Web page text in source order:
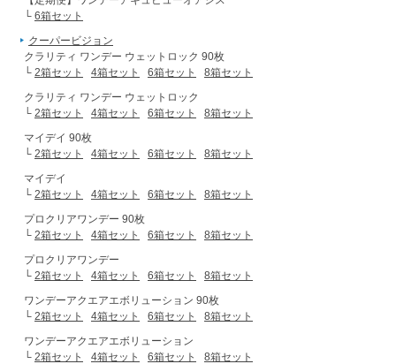
└ 6箱セット
クーパービジョン
クラリティ ワンデー ウェットロック 90枚
└ 2箱セット 4箱セット 6箱セット
8箱セット
クラリティ ワンデー ウェットロック
└ 2箱セット 4箱セット 6箱セット
8箱セット
マイデイ 90枚
└ 2箱セット 4箱セット 6箱セット
8箱セット
マイデイ
└ 2箱セット 4箱セット 6箱セット
8箱セット
プロクリアワンデー 90枚
└ 2箱セット 4箱セット 6箱セット
8箱セット
プロクリアワンデー
└ 2箱セット 4箱セット 6箱セット
8箱セット
ワンデーアクエアエボリューション 90枚
└ 2箱セット 4箱セット 6箱セット
8箱セット
ワンデーアクエアエボリューション
└ 2箱セット 4箱セット 6箱セット
8箱セット